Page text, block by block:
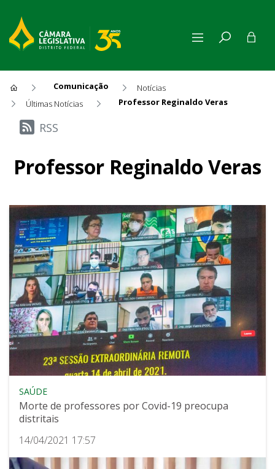
Comunicação
Notícias
Últimas Notícias
Professor Reginaldo Veras
Últimas Notícias
RSS
Professor Reginaldo Veras
SAÚDE
Morte de professores por Covid-19 preocupa
distritais
14/04/2021 17:57